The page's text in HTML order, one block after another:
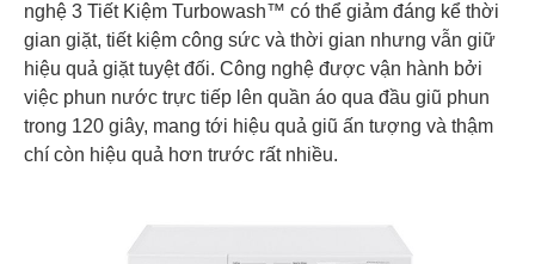
nghệ 3 Tiết Kiệm Turbowash™ có thể giảm đáng kể thời
gian giặt, tiết kiệm công sức và thời gian nhưng vẫn giữ
hiệu quả giặt tuyệt đối. Công nghệ được vận hành bởi
việc phun nước trực tiếp lên quần áo qua đầu giũ phun
trong 120 giây, mang tới hiệu quả giũ ấn tượng và thậm
chí còn hiệu quả hơn trước rất nhiều.